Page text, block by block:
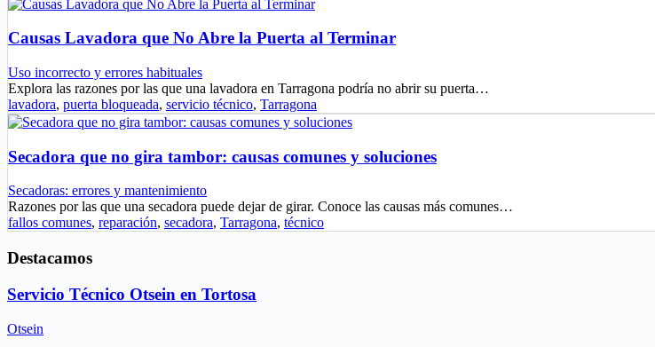
Causas Lavadora que No Abre la Puerta al Terminar
Uso incorrecto y errores habituales
Explora las razones por las que una lavadora en Tarragona podría no abrir su puerta…
lavadora, puerta bloqueada, servicio técnico, Tarragona
Secadora que no gira tambor: causas comunes y soluciones
Secadoras: errores y mantenimiento
Razones por las que una secadora puede dejar de girar. Conoce las causas más comunes…
fallos comunes, reparación, secadora, Tarragona, técnico
Destacamos
Servicio Técnico Otsein en Tortosa
Otsein